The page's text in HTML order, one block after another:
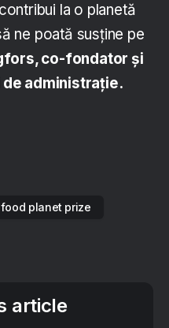
la o planetă
ne poată susține pe
co-fondator și
administrație.
food planet prize
article